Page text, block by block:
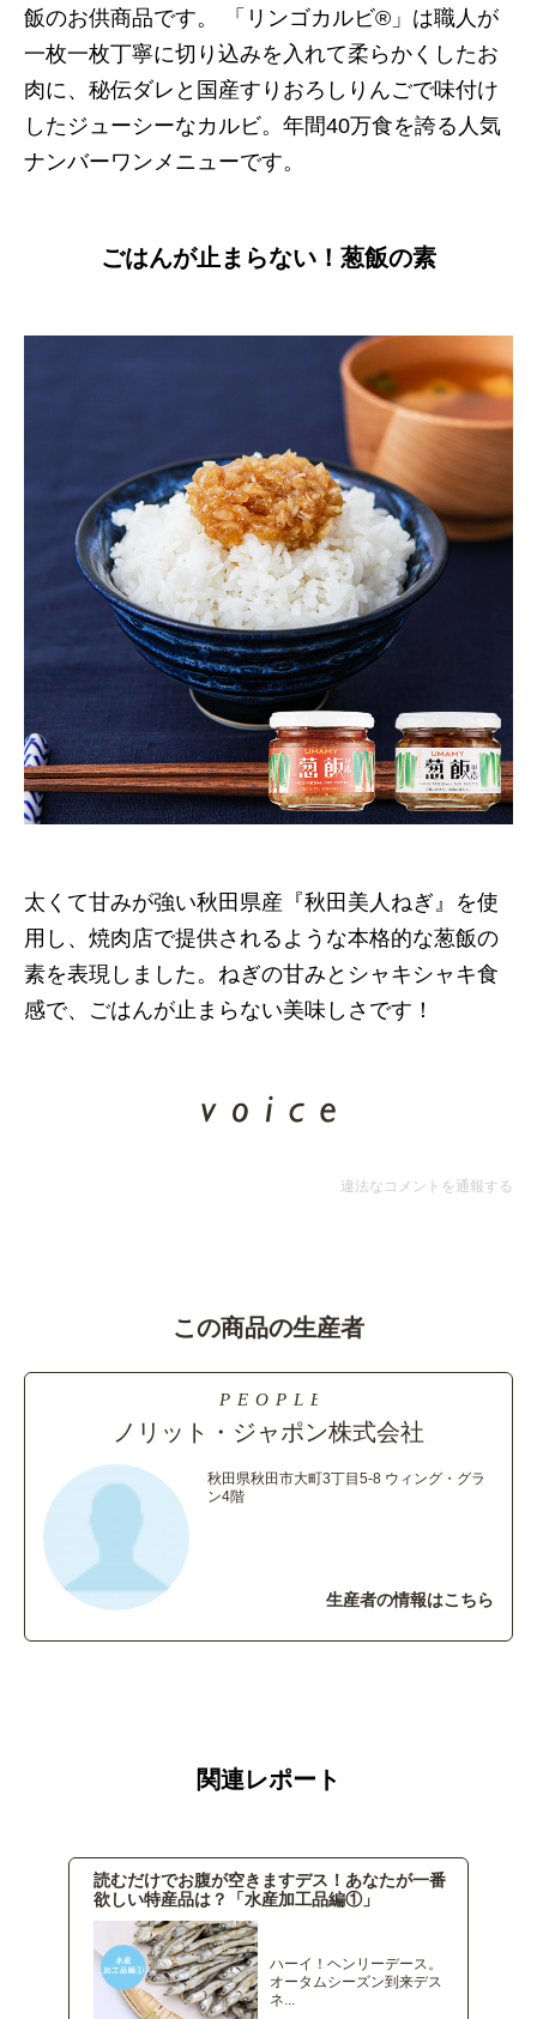
飯のお供商品です。 「リンゴカルビ®」は職人が
一枚一枚丁寧に切り込みを入れて柔らかくしたお
肉に、秘伝ダレと国産すりおろしりんごで味付け
したジューシーなカルビ。年間40万食を誇る人気
ナンバーワンメニューです。
ごはんが止まらない！葱飯の素
太くて甘みが強い秋田県産『秋田美人ねぎ』を使
用し、焼肉店で提供されるような本格的な葱飯の
素を表現しました。ねぎの甘みとシャキシャキ食
感で、ごはんが止まらない美味しさです！
違法なコメントを通報する
この商品の生産者
ノリット・ジャポン株式会社
秋田県秋田市大町3丁目5-8 ウィング・グラ
ン4階
生産者の情報はこちら
関連レポート
読むだけでお腹が空きますデス！あなたが一番
欲しい特産品は？「水産加工品編①」
ハーイ！ヘンリーデース。
オータムシーズン到来デス
ネ...